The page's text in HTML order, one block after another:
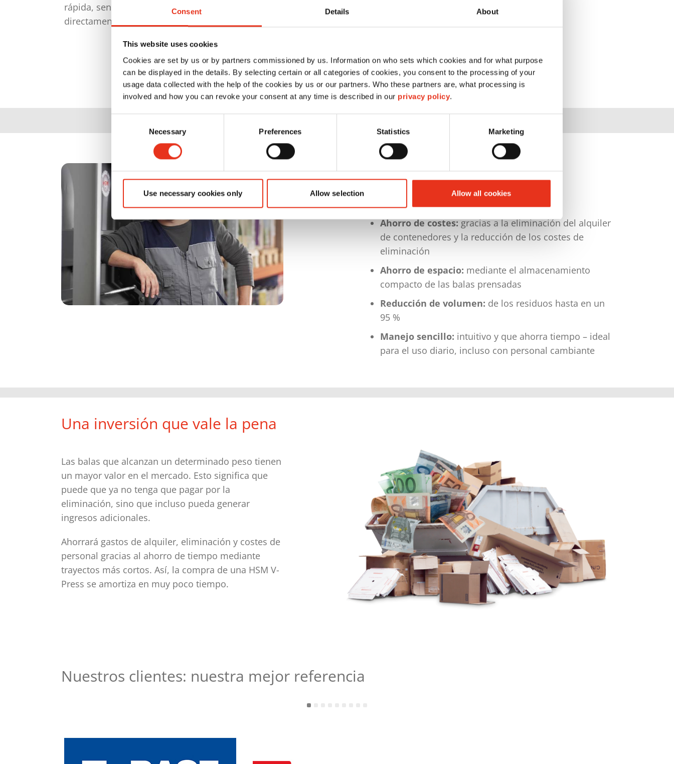
Consent Details About
This website uses cookies
Cookies are set by us or by partners commissioned by us. Information on who sets which cookies and for what purpose
can be displayed in the details. By selecting certain or all categories of cookies, you consent to the processing of your
usage data collected with the help of the cookies by us or our partners. Who these partners are, what processing is
involved and how you can revoke your consent at any time is described in our privacy policy.
Necessary Preferences Statistics Marketing
Use necessary cookies only Allow selection Allow all cookies
rápida, sencilla y económica
directamente en el lugar.
contenedores móviles o grandes
Las ventajas de un vistazo:
Ahorro de costes:gracias a la eliminación del alquiler
de contenedores y la reducción de los costes de
eliminación
Ahorro de espacio: mediante el almacenamiento
compacto de las balas prensadas
Reducción de volumen: de los residuos hasta en un
95 %
Manejo sencillo: intuitivo y que ahorra tiempo – ideal
para el uso diario, incluso con personal cambiante
Una inversión que vale la pena
Las balas que alcanzan un determinado peso tienen
un mayor valor en el mercado. Esto significa que
puede que ya no tenga que pagar por la
eliminación, sino que incluso pueda generar
ingresos adicionales.
Ahorrará gastos de alquiler, eliminación y costes de
personal gracias al ahorro de tiempo mediante
trayectos más cortos. Así, la compra de una HSM V-
Press se amortiza en muy poco tiempo.
Nuestros clientes: nuestra mejor referencia